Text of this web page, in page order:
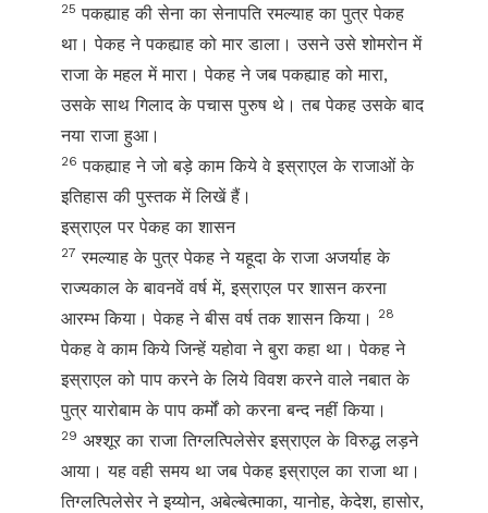
25 पकह्याह की सेना का सेनापति रमल्याह का पुत्र पेकह
था। पेकह ने पकह्याह को मार डाला। उसने उसे शोमरोन में
राजा के महल में मारा। पेकह ने जब पकह्याह को मारा,
उसके साथ गिलाद के पचास पुरुष थे। तब पेकह उसके बाद
नया राजा हुआ।
26 पकह्याह ने जो बड़े काम किये वे इस्राएल के राजाओं के
इतिहास की पुस्तक में लिखें हैं।
इस्राएल पर पेकह का शासन
27 रमल्याह के पुत्र पेकह ने यहूदा के राजा अजर्याह के
राज्यकाल के बावनवें वर्ष में, इस्राएल पर शासन करना
आरम्भ किया। पेकह ने बीस वर्ष तक शासन किया।
28
पेकह वे काम किये जिन्हें यहोवा ने बुरा कहा था। पेकह ने
इस्राएल को पाप करने के लिये विवश करने वाले नबात के
पुत्र यारोबाम के पाप कर्मों को करना बन्द नहीं किया।
29 अश्शूर का राजा तिग्लत्पिलेसेर इस्राएल के विरुद्ध लड़ने
आया। यह वही समय था जब पेकह इस्राएल का राजा था।
तिग्लत्पिलेसेर ने इय्योन, अबेल्बेत्माका, यानोह, केदेश, हासोर,